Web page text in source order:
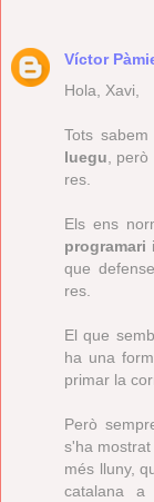
Víctor
Hola, Xavi,
Tots
luegu ,
res.
Els ens
programari i
que
res.
El que
ha una
primar la
Però
s'ha
més lluny,
catalana a